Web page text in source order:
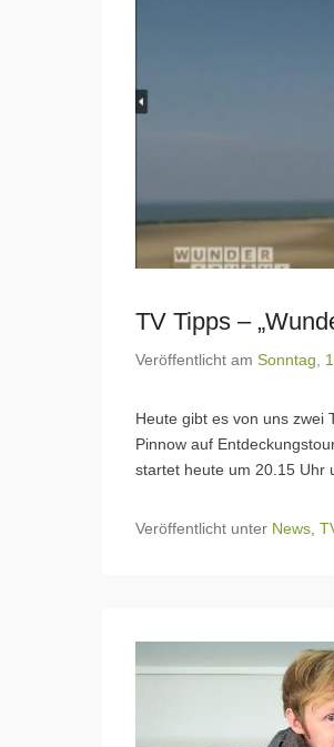
TV Tipps –
Veröffentlicht am Sonntag,
Heute gibt es von uns zwei
Pinnow auf
startet heute um 20.15 Uhr
Veröffentlicht unter News